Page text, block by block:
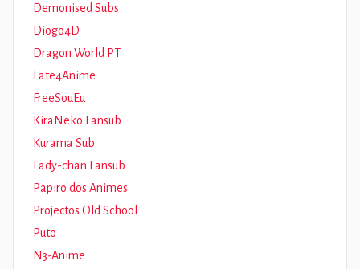
Demonised Subs
Diogo4D
Dragon World PT
Fate4Anime
FreeSouEu
KiraNeko Fansub
Kurama Sub
Lady-chan Fansub
Papiro dos Animes
Projectos Old School
Puto
N3-Anime